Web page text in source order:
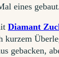
eines
Diamant
gebacken,